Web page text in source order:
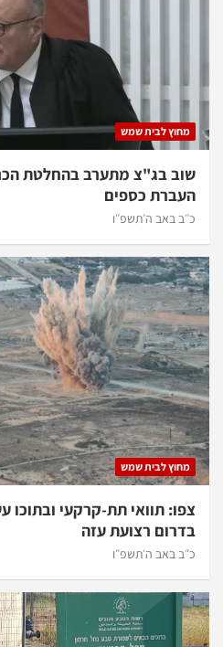
מחוץ לבית שמש
שוב בג"צ מתערב בהחלטת
העברת כספים
כ״ב באב ה׳תשפ״ו
מחוץ לבית שמש
צפו: תוואי תת-קרקעי
בדרום רצועת עזה
כ״ב באב ה׳תשפ״ו